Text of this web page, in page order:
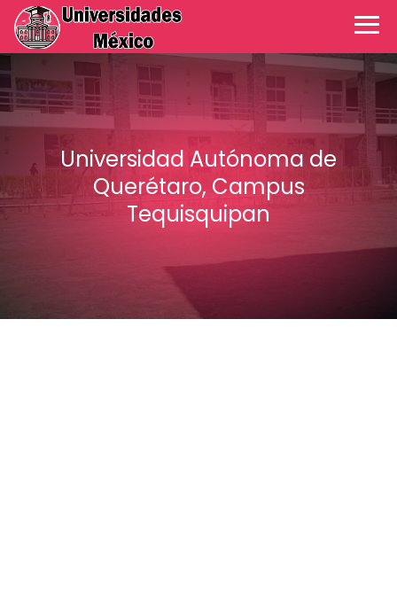
Universidad Autónoma de
Querétaro, Campus
Tequisquipan